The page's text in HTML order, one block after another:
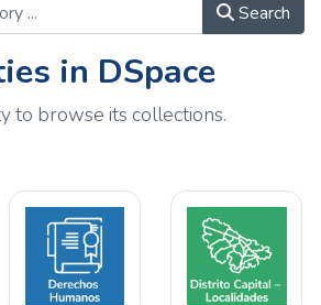
Search
in DSpace
to browse its collections.